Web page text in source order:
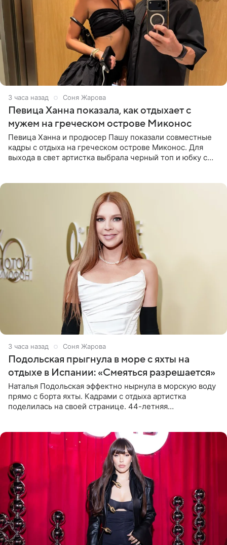
3 часа назад Соня Жарова
Певица Ханна показала, как отдыхает с
мужем на греческом острове Миконос
Певица Ханна и продюсер Пашу показали совместные
кадры с отдыха на греческом острове Миконос. Для
выхода в свет артистка выбрала черный топ и юбку с
3 часа назад Соня Жарова
Подольская прыгнула в море с яхты на
отдыхе в Испании: «Смеяться разрешается»
Наталья Подольская эффектно нырнула в морскую воду
прямо с борта яхты. Кадрами с отдыха артистка
поделилась на своей странице. 44-летняя